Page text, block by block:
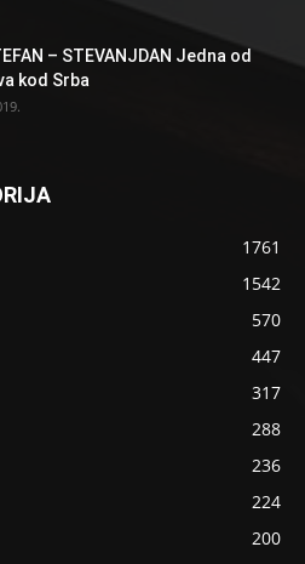
– STEVANJDAN Jedna od
kod Srba
1761
1542
570
447
317
288
236
224
200